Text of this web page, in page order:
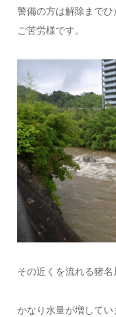
警備の方は解除までひ
ご苦労様です。
その近くを流れる猪名
かなり水量が増してい